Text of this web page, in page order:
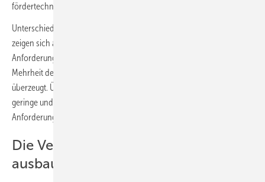
fördertechnische Regelungen abzuschrecken.
Unterschiede zwischen Vollzeitberatenden und anderen Gruppen
zeigen sich auch beim §71 des Gesetzes, der die detaillierten
Anforderungen an Heizungsanlagen regelt. Die überwiegende
Mehrheit der Vollzeitberater ist von den jetzigen Regeln im §71
überzeugt. Über alle Gruppen hinweg sind aber 31 Prozent für eine
geringe und weitere 18 Prozent für eine deutliche Reduktion der
Anforderungen für neue Heizsysteme.
Die Verständlichkeit der Regeln ist
ausbaufähig